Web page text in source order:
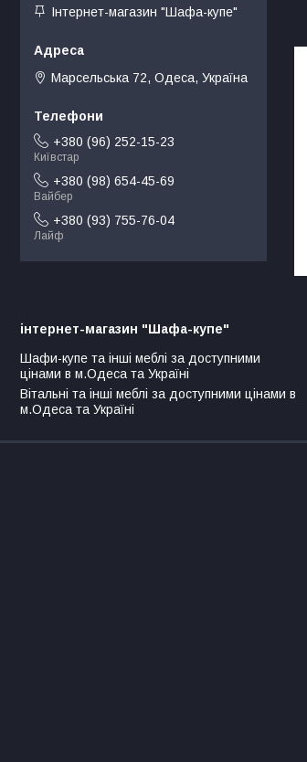
Інтернет-магазин "Шафа-купе"
Марсельська 72, Одеса, Україна
+380 (96) 252-15-23
Київстар
+380 (98) 654-45-69
Вайбер
+380 (93) 755-76-04
Лайф
інтернет-магазин "Шафа-купе"
Шафи-купе та інші меблі за доступними
цінами в м.Одеса та Україні
Вітальні та інші меблі за доступними цінами в
м.Одеса та Україні